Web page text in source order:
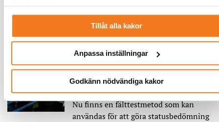
Tillåt alla kakor
Anpassa inställningar
Godkänn nödvändiga kakor
många sökande. Två av deltagar...
Så kan fjärrvärmeföretag
bedöma statusen på sina rör
Av Ann-Sofie Borglund
Nu finns en fälttestmetod som kan
användas för att göra statusbedömning